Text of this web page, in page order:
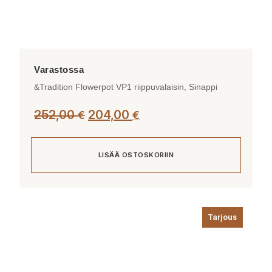
&Tradition Flowerpot VP1 riippuvalaisin, Sinappi
252,00€ Alkuperäinen
252,00 €.
204,00 €
204,00 €.
LISÄÄ OSTOSKORIIN
Tarjous